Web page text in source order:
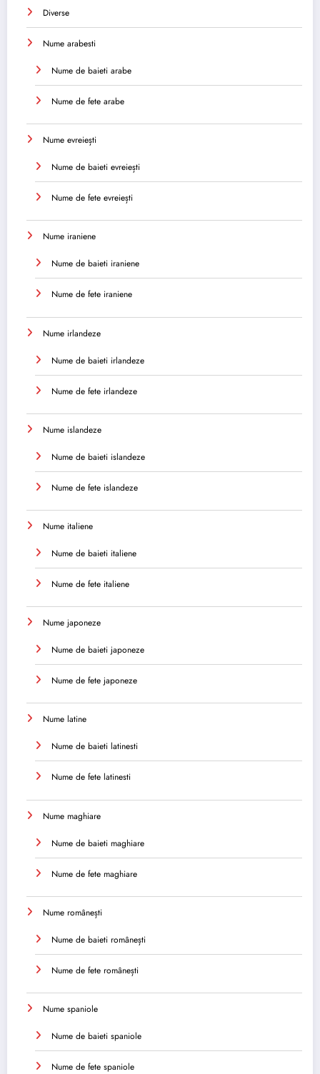
Diverse
Nume arabesti
Nume de baieti arabe
Nume de fete arabe
Nume evreiești
Nume de baieti evreiești
Nume de fete evreiești
Nume iraniene
Nume de baieti iraniene
Nume de fete iraniene
Nume irlandeze
Nume de baieti irlandeze
Nume de fete irlandeze
Nume islandeze
Nume de baieti islandeze
Nume de fete islandeze
Nume italiene
Nume de baieti italiene
Nume de fete italiene
Nume japoneze
Nume de baieti japoneze
Nume de fete japoneze
Nume latine
Nume de baieti latinesti
Nume de fete latinesti
Nume maghiare
Nume de baieti maghiare
Nume de fete maghiare
Nume românești
Nume de baieti românești
Nume de fete românești
Nume spaniole
Nume de baieti spaniole
Nume de fete spaniole